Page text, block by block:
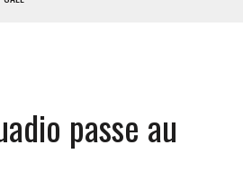
passe au